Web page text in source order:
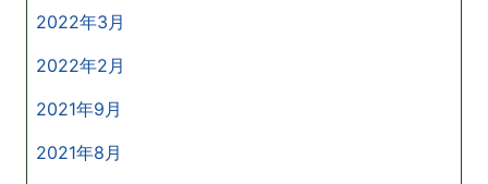
2022年3月
2022年2月
2021年9月
2021年8月